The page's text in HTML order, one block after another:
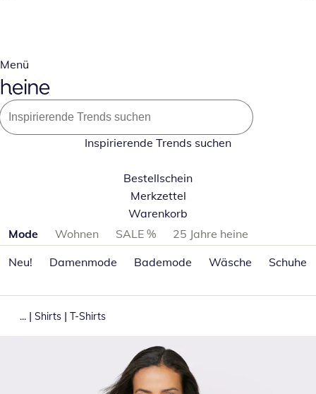
Menü
Inspirierende Trends suchen
Bestellschein
Merkzettel
Warenkorb
Produktkategorien überspringen
Mode Wohnen SALE %
25 Jahre heine
Neu!
Damenmode Bademode Wäsche Schuhe
... | Shirts | T-Shirts